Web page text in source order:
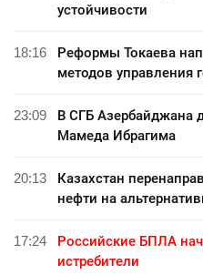
устойчивости
18:16
Реформы Токаева
методов управления
23:09
В СГБ Азербайджана
Мамеда Ибрагима
20:13
Казахстан
нефти на
17:24
Российские БПЛА
истребители